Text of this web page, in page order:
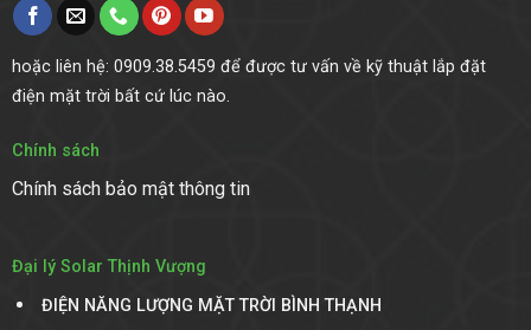
hoặc liên hệ: 0909.38.5459 để được tư vấn về kỹ thuật lắp đặt
điện mặt trời bất cứ lúc nào.
Chính sách
Chính sách bảo mật thông tin
Đại lý Solar Thịnh Vượng
ĐIỆN NĂNG LƯỢNG MẶT TRỜI DAKLAK